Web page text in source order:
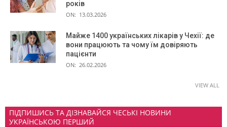
років
ON: 13.03.2026
Майже 1400 українських лікарів у Чехії: де
вони працюють та чому їм довіряють
пацієнти
ON: 26.02.2026
VIEW ALL
ПІДПИШИСЬ ТА ДІЗНАВАЙСЯ ЧЕСЬКІ НОВИНИ
УКРАЇНСЬКОЮ ПЕРШИЙ